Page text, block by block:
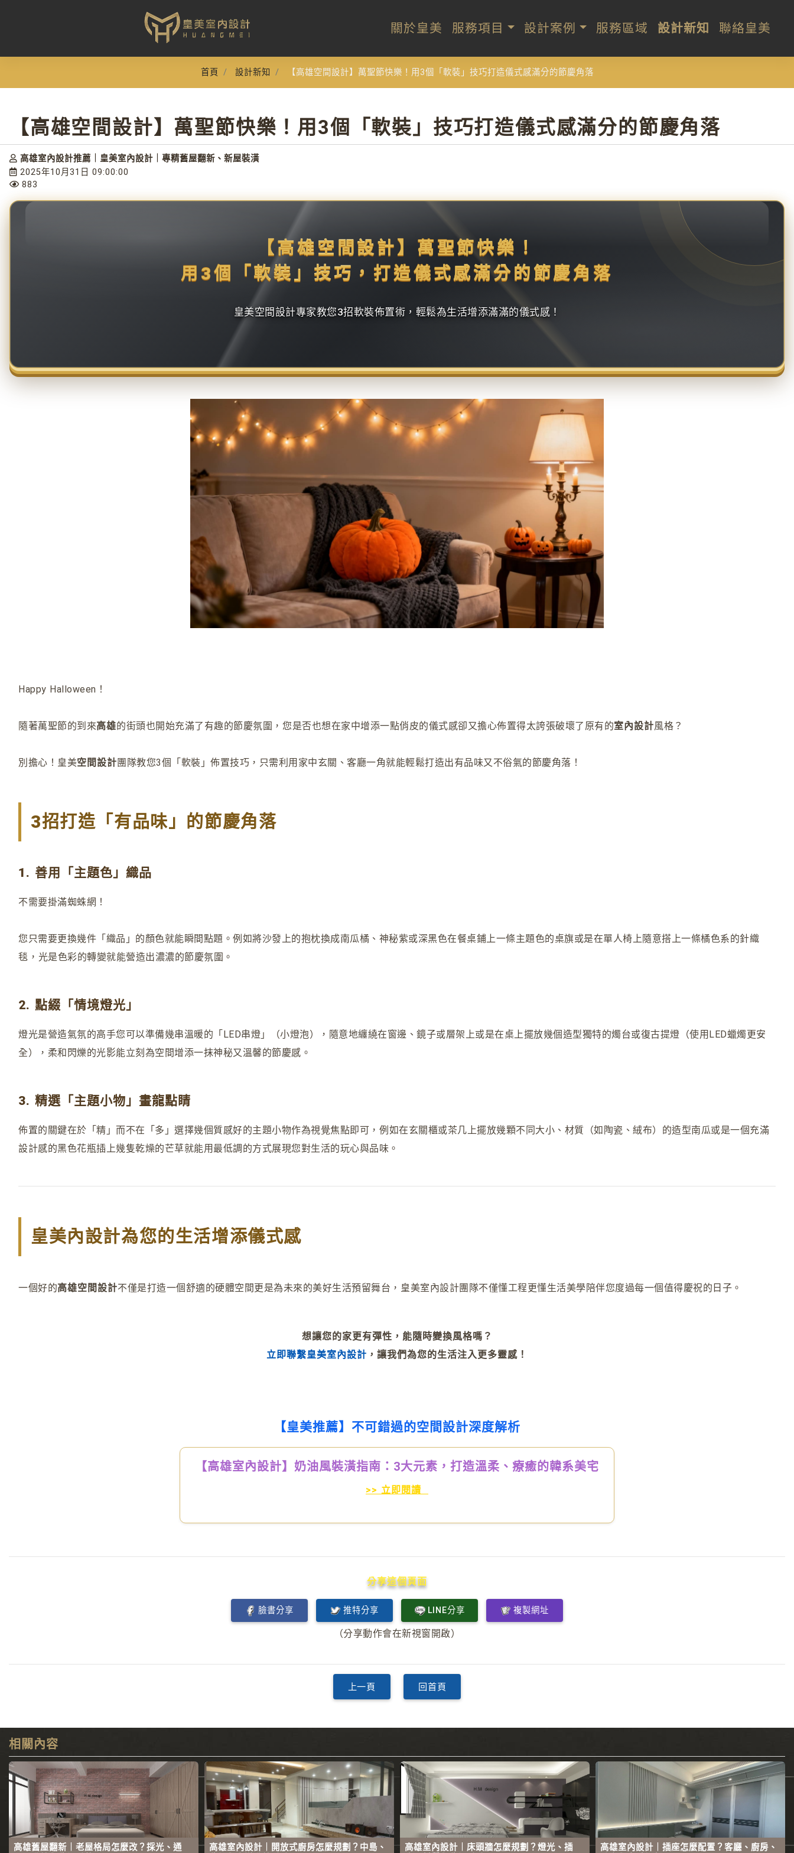
關於皇美 服務項目 設計案例 服務區域 設計新知 聯絡皇美
首頁 設計新知 【高雄空間設計】萬聖節快樂！用3個「軟裝」技巧打造儀式感滿分的節慶角落
【高雄空間設計】萬聖節快樂！用3個「軟裝」技巧打造儀式感滿分的節慶角落
高雄室內設計推薦｜皇美室內設計｜專精舊屋翻新、新屋裝潢
2025年10月31日 09:00:00
883
【高雄空間設計】萬聖節快樂！
用3個「軟裝」技巧，打造儀式感滿分的節慶角落
皇美空間設計專家教您3招軟裝佈置術，輕鬆為生活增添滿滿的儀式感！
Happy Halloween！
隨著萬聖節的到來高雄的街頭也開始充滿了有趣的節慶氛圍 ， 您是否也想在家中增添一點俏皮的儀式感卻又擔心佈置得太誇張破壞了原有的室內設計風格？
別擔心！皇美空間設計 團隊教您3個「軟裝」佈置技巧，只需利用家中玄關、客廳一角就能輕鬆打造出有品味又不俗氣的節慶角落！
3招打造「有品味」的節慶角落
1. 善用「主題色」織品
不需要掛滿蜘蛛網！
您只需要更換幾件「織品」的顏色就能瞬間點題。例如將沙發上的抱枕換成南瓜橘、神秘紫或深黑色在餐桌鋪上一條主題色的桌旗或是在單人椅上隨意搭上一條橘色系的針織
毯 ， 光是色彩的轉變就能營造出濃濃的節慶氛圍。
2. 點綴「情境燈光」
燈光是營造氣氛的高手您可以準備幾串溫暖的「LED串燈」（小燈泡），隨意地纏繞在窗邊、鏡子或層架上或是在桌上擺放幾個造型獨特的燭台或復古提燈（使用LED蠟燭更安
全），柔和閃爍的光影能立刻為空間增添一抹神秘又溫馨的節慶感。
3. 精選「主題小物」畫龍點睛
佈置的關鍵在於「精」而不在「多」選擇幾個質感好的主題小物作為視覺焦點即可 ， 例如在玄關櫃或茶几上擺放幾顆不同大小、材質（如陶瓷、絨布）的造型南瓜或是一個充滿
設計感的黑色花瓶插上幾隻乾燥的芒草就能用最低調的方式展現您對生活的玩心與品味。
皇美內設計為您的生活增添儀式感
一個好的高雄空間設計不僅是打造一個舒適的硬體空間更是為未來的美好生活預留舞台 ， 皇美室內設計團隊不僅懂工程更懂生活美學陪伴您度過每一個值得慶祝的日子。
想讓您的家更有彈性，能隨時變換風格嗎？
立即聯繫皇美室內設計 ，讓我們為您的生活注入更多靈感！
【皇美推薦】不可錯過的空間設計深度解析
【高雄室內設計】奶油風裝潢指南：3大元素，打造溫柔、療癒的韓系美宅
>> 立即閱讀
分享這個頁面
臉書分享 推特分享 LINE分享 複製網址
（分享動作會在新視窗開啟）
上一頁 回首頁
相關內容
高雄舊屋翻新｜老屋格局怎麼改？採光、通
高雄室內設計｜開放式廚房怎麼規劃？中島、
高雄室內設計｜床頭牆怎麼規劃？燈光、插
高雄室內設計｜插座怎麼配置？客廳、廚房、